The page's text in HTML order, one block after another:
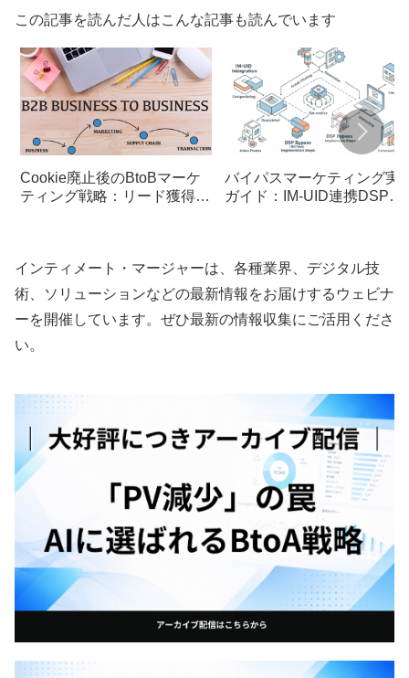
この記事を読んだ人はこんな記事も読んでいます
Cookie廃止後のBtoBマーケ
ティング戦略：リード獲得の
バイパスマーケティング実
ガイド：IM-UID連携DSP
インティメート・マージャーは、各種業界、デジタル技
術、ソリューションなどの最新情報をお届けするウェビナ
ーを開催しています。ぜひ最新の情報収集にご活用くださ
い。